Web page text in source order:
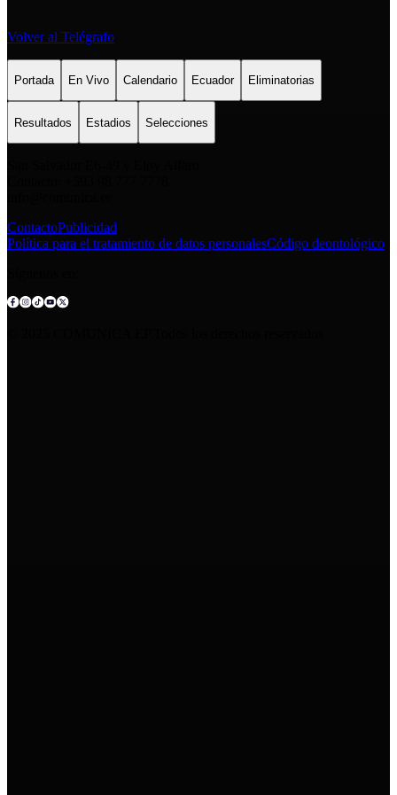
Volver al Telégrafo
Portada En Vivo Calendario Ecuador Eliminatorias
Resultados Estadios Selecciones
ContactoPublicidad
Política para el tratamiento de datos personalesCódigo deontológico